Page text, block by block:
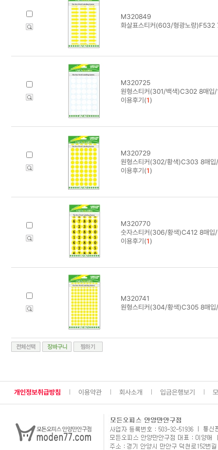
M320849
화살표스티커(603/형광노랑
M320725
원형스티커(301/백색)C302 8매입
이용후기(1)
M320729
원형스티커(302/황색)C303 8매
이용후기(1)
M320770
숫자스티커(306/황색)C412 8매
이용후기(1)
M320741
원형스티커(304/황색)C305 8매
개인정보취급방침 이용약관 회사소개 입금은행보기